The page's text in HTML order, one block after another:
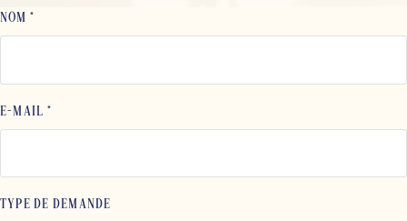
NOM *
E-MAIL *
TYPE DE DEMANDE